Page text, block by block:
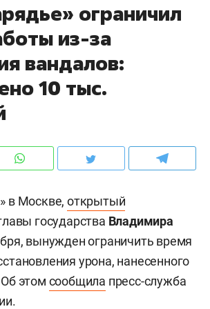
ограничил
из-за
вандалов:
10 тыс.
в Москве,открытый
государства Владимира
вынужден ограничить время
урона, нанесенного
этом сообщила пресс-служба